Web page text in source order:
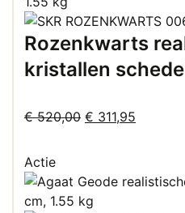
Rozenkwarts
kristallen
€520,00 Oorspronkelijke
€ 520,00.
€ 311,95
€ 311,95.
Actie